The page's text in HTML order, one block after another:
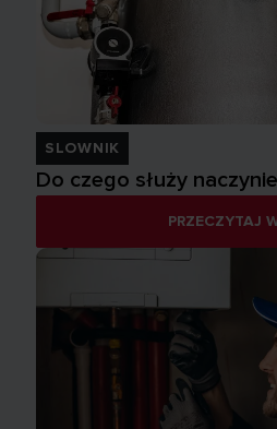
SLOWNIK
Do czego służy
PRZECZYTAJ